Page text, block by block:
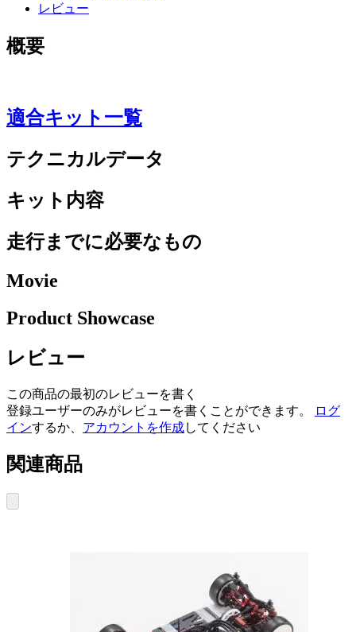
レビュー
概要
適合キット一覧
テクニカルデータ
キット内容
走行までに必要なもの
Movie
Product Showcase
レビュー
この商品の最初のレビューを書く
登録ユーザーのみがレビューを書くことができます。
ログ
インするか、 アカウントを作成してください
関連商品